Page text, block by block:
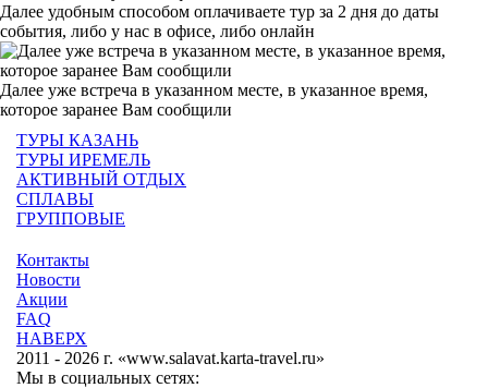
Далее удобным способом оплачиваете тур за 2 дня до даты
события, либо у нас в офисе, либо онлайн
Далее уже встреча в указанном месте, в указанное время,
которое заранее Вам сообщили
Контакты
Новости
Акции
FAQ
НАВЕРХ
2011 - 2026 г. «www.salavat.karta-travel.ru»
ТУРЫ КАЗАНЬ
ТУРЫ ИРЕМЕЛЬ
АКТИВНЫЙ ОТДЫХ
СПЛАВЫ
ГРУППОВЫЕ
Мы в социальных сетях: